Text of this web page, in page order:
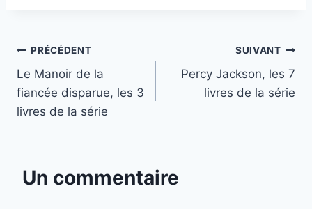
Navigation
de
l’article
PRÉCÉDENT
Le Manoir de la
fiancée disparue, les 3
livres de la série
SUIVANT
Percy Jackson, les 7
livres de la série
Un commentaire